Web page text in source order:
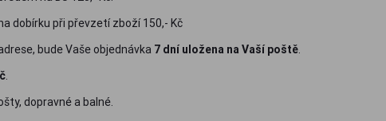
dobírku při převzetí zboží 150,- Kč
bude Vaše objednávka 7 dní uložena na Vaší poště.
.
dopravné a balné.